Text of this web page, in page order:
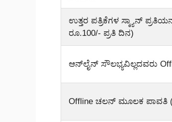
ಉತ್ತರ ಪತ್ರಿಕೆಗಳ ಸ್ಕ್ಯಾನ್
ರೂ.100/- ಪ್ರತಿ ದಿನ)
ಆನ್‌ಲೈನ್ ಸೌಲಭ್ಯವಿಲ್ಲದವರು
Offline ಚಲನ್ ಮೂಲಕ ಪಾವತಿ